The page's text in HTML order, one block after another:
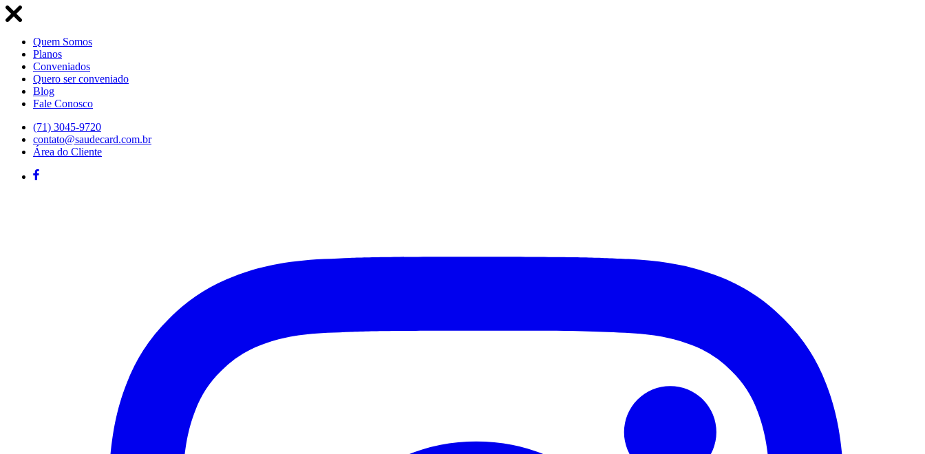
Quem Somos
Planos
Conveniados
Quero ser conveniado
Blog
Fale Conosco
(71) 3045-9720
contato@saudecard.com.br
Área do Cliente